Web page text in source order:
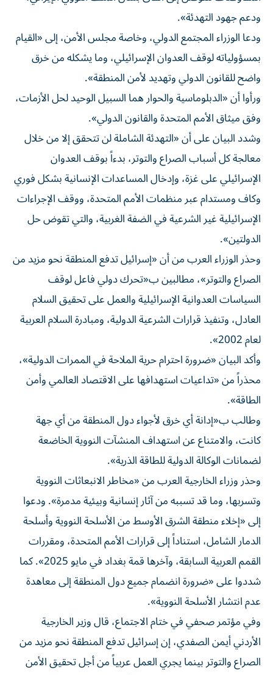
ودعم جهود التهدئة».
ودعا الوزراء المجتمع الدولي، وخاصة مجلس الأمن، إلى «القيام
بمسؤولياته لوقف العدوان الإسرائيلي، وما يشكله من خرق
واضح للقانون الدولي وتهديد لأمن المنطقة».
ورأوا أن «الدبلوماسية والحوار هما السبيل الوحيد لحل الأزمات،
وفق ميثاق الأمم المتحدة والقانون الدولي».
وشدد البيان على أن «التهدئة الشاملة لن تتحقق إلا من خلال
معالجة كل أسباب الصراع والتوتر، بدءاً بوقف العدوان
الإسرائيلي على غزة، وإدخال المساعدات الإنسانية بشكل فوري
وكاف ومستدام عبر منظمات الأمم المتحدة، ووقف الإجراءات
الإسرائيلية غير الشرعية في الضفة الغربية، والتي تقوض حل
الدولتين».
وحذر الوزراء العرب من أن «إسرائيل تدفع المنطقة نحو مزيد من
الصراع والتوتر»، مطالبين ب«تحرك دولي فاعل لوقف
السياسات العدوانية الإسرائيلية والعمل على تحقيق السلام
العادل، وتنفيذ قرارات الشرعية الدولية، ومبادرة السلام العربية
لعام 2002».
وأكد البيان «ضرورة احترام حرية الملاحة في الممرات الدولية»،
محذراً من «تداعيات استهدافها على الاقتصاد العالمي وأمن
الطاقة».
وطالب ب«إدانة أي خرق لأجواء دول المنطقة من أي جهة
كانت، والامتناع عن استهداف المنشآت النووية الخاضعة
لضمانات الوكالة الدولية للطاقة الذرية».
وحذر وزراء الخارجية العرب من «مخاطر الانبعاثات النووية
وتسربها، وما قد تسببه من آثار إنسانية وبيئية مدمرة». ودعوا
إلى «إخلاء منطقة الشرق الأوسط من الأسلحة النووية وأسلحة
الدمار الشامل، استناداً إلى قرارات الأمم المتحدة، ومقررات
القمم العربية السابقة، وآخرها قمة بغداد في مايو 2025». كما
شددوا على «ضرورة انضمام جميع دول المنطقة إلى معاهدة
عدم انتشار الأسلحة النووية».
وفي مؤتمر صحفي في ختام الاجتماع، قال وزير الخارجية
الأردني أيمن الصفدي، إن إسرائيل تدفع المنطقة نحو مزيد من
الصراع والتوتر بينما يجري العمل عربياً من أجل تحقيق الأمن